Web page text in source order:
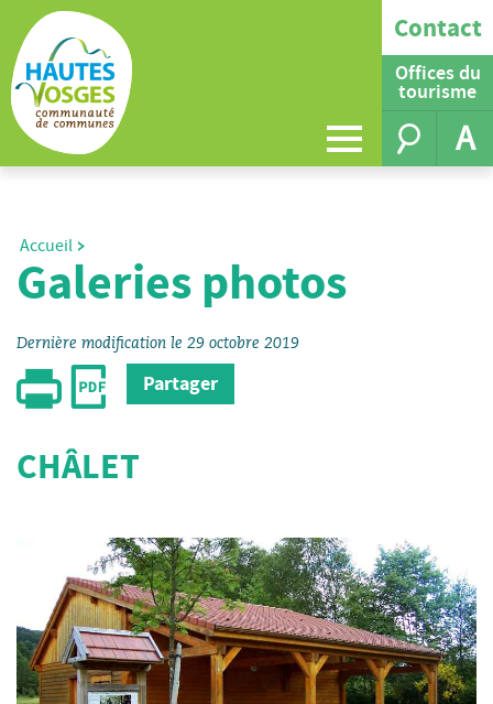
Contact
Offices du
tourisme
A
Accueil
Galeries photos
Dernière modification le 29 octobre 2019
Partager
CHÂLET